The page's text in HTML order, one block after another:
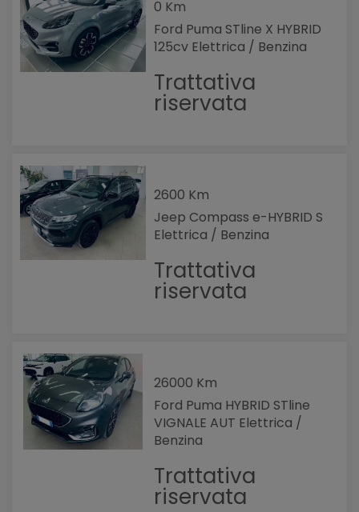
0 Km
Ford Puma STline X HYBRID
125cv Elettrica / Benzina
Trattativa
riservata
2600 Km
Jeep Compass e-HYBRID S
Elettrica / Benzina
Trattativa
riservata
26000 Km
Ford Puma HYBRID STline
VIGNALE AUT Elettrica /
Benzina
Trattativa
riservata